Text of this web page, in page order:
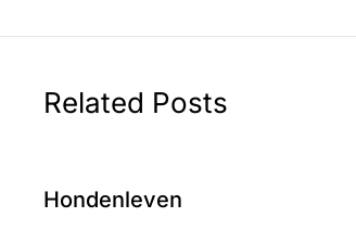
Related Posts
Hondenleven